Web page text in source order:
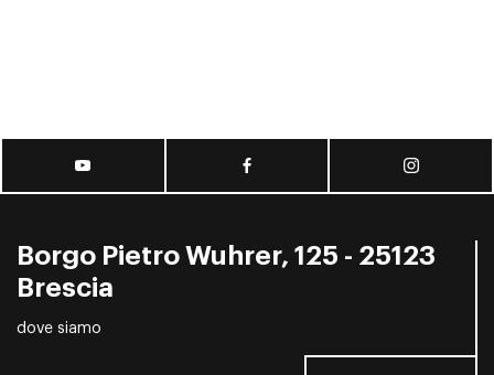
Borgo Pietro Wuhrer, 125 - 25123
Brescia
dove siamo